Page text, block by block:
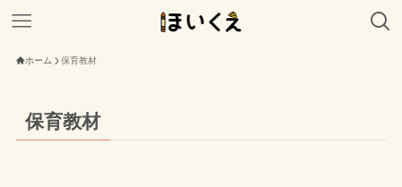
ホーム 保育教材
保育教材